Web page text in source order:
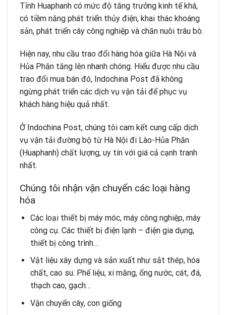
Tỉnh Huaphanh có mức độ tăng trưởng kinh tế khá,
có tiềm năng phát triển thủy điện, khai thác khoáng
sản, phát triển cây công nghiệp và chăn nuôi trâu bò.
Hiện nay, nhu cầu trao đổi hàng hóa giữa Hà Nội và
Hủa Phăn tăng lên nhanh chóng. Hiểu được nhu cầu
trao đổi mua bán đó, Indochina Post đã không
ngừng phát triển các dịch vụ vận tải để phục vụ
khách hàng hiệu quả nhất.
Ở Indochina Post, chúng tôi cam kết cung cấp dịch
vụ vận tải đường bộ từ Hà Nội đi Lào-Hủa Phăn
(Huaphanh) chất lượng, uy tín với giá cả cạnh tranh
nhất.
Chúng tôi nhận vận chuyển các loại hàng
hóa
Các loại thiết bị máy móc, máy công nghiệp, máy
công cụ. Các thiết bị điện lạnh – điện gia dụng,
thiết bị công trình…
Vật liệu xây dựng và sản xuất như sắt thép, hóa
chất, cao su. Phế liệu, xi măng, ống nước, cát, đá,
thạch cao, gạch…
Vận chuyển cây, con giống